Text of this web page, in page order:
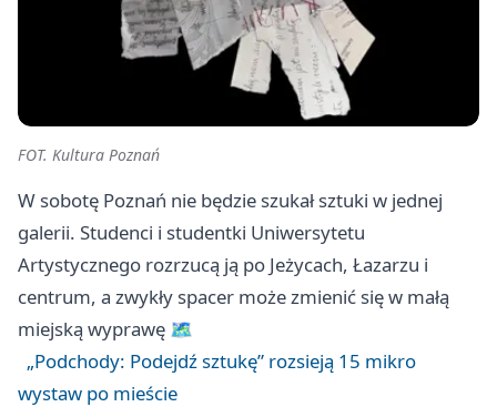
FOT. Kultura Poznań
W sobotę Poznań nie będzie szukał sztuki w jednej
galerii. Studenci i studentki Uniwersytetu
Artystycznego rozrzucą ją po Jeżycach, Łazarzu i
centrum, a zwykły spacer może zmienić się w małą
miejską wyprawę 🗺️
„Podchody: Podejdź sztukę” rozsieją 15 mikro
wystaw po mieście